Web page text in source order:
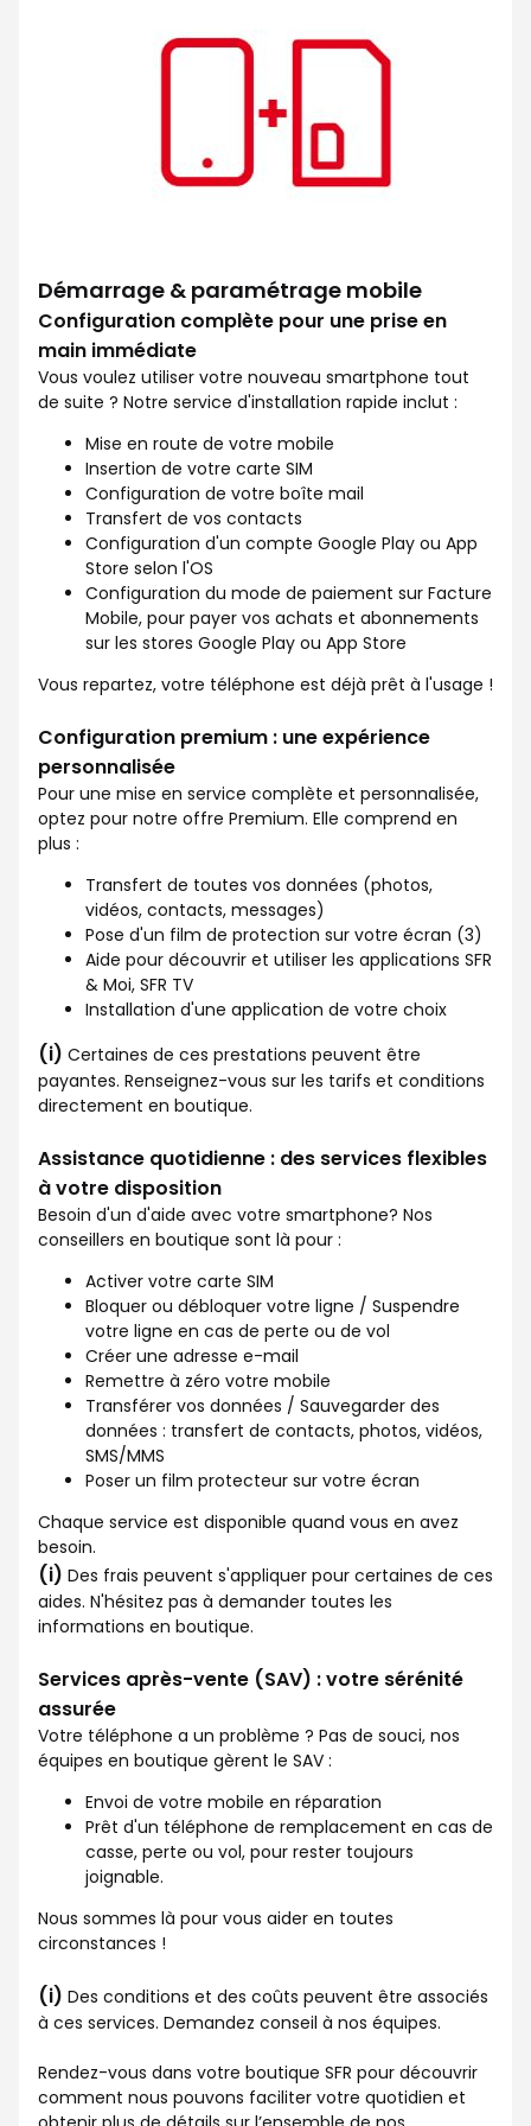
Démarrage & paramétrage mobile
Configuration complète pour une prise en
main immédiate
Vous voulez utiliser votre nouveau smartphone tout
de suite ? Notre service d'installation rapide inclut :
Mise en route de votre mobile
Insertion de votre carte SIM
Configuration de votre boîte mail
Transfert de vos contacts
Configuration d'un compte Google Play ou App
Store selon l'OS
Configuration du mode de paiement sur Facture
Mobile, pour payer vos achats et abonnements
sur les stores Google Play ou App Store
Vous repartez, votre téléphone est déjà prêt à l'usage !
Configuration premium : une expérience
personnalisée
Pour une mise en service complète et personnalisée,
optez pour notre offre Premium. Elle comprend en
plus :
Transfert de toutes vos données (photos,
vidéos, contacts, messages)
Pose d'un film de protection sur votre écran (3)
Aide pour découvrir et utiliser les applications SFR
& Moi, SFR TV
Installation d'une application de votre choix
(i) Certaines de ces prestations peuvent être
payantes. Renseignez-vous sur les tarifs et conditions
directement en boutique.
Assistance quotidienne : des services flexibles
à votre disposition
Besoin d'un d'aide avec votre smartphone? Nos
conseillers en boutique sont là pour :
Activer votre carte SIM
Bloquer ou débloquer votre ligne / Suspendre
votre ligne en cas de perte ou de vol
Créer une adresse e-mail
Remettre à zéro votre mobile
Transférer vos données / Sauvegarder des
données : transfert de contacts, photos, vidéos,
SMS/MMS
Poser un film protecteur sur votre écran
Chaque service est disponible quand vous en avez
besoin.
(i) Des frais peuvent s'appliquer pour certaines de ces
aides. N'hésitez pas à demander toutes les
informations en boutique.
Services après-vente (SAV) : votre sérénité
assurée
Votre téléphone a un problème ? Pas de souci, nos
équipes en boutique gèrent le SAV :
Envoi de votre mobile en réparation
Prêt d'un téléphone de remplacement en cas de
casse, perte ou vol, pour rester toujours
joignable.
Nous sommes là pour vous aider en toutes
circonstances !
(i) Des conditions et des coûts peuvent être associés
à ces services. Demandez conseil à nos équipes.
Rendez-vous dans votre boutique SFR pour découvrir
comment nous pouvons faciliter votre quotidien et